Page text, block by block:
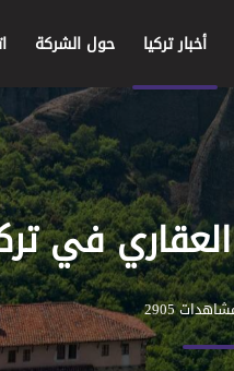
أخبار تركيا حول الشركة
في
2905